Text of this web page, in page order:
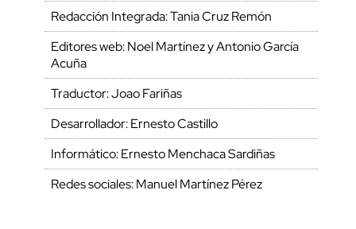
Redacción Integrada: Tania Cruz Remón
Editores web: Noel Martínez y Antonio García
Acuña
Traductor: Joao Fariñas
Desarrollador: Ernesto Castillo
Informático: Ernesto Menchaca Sardiñas
Redes sociales: Manuel Martínez Pérez